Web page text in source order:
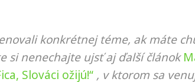
konkrétnej téme, ak máte
si nenechajte ujsť aj ďalší článok
Slováci ožijú!“ , v ktorom sa